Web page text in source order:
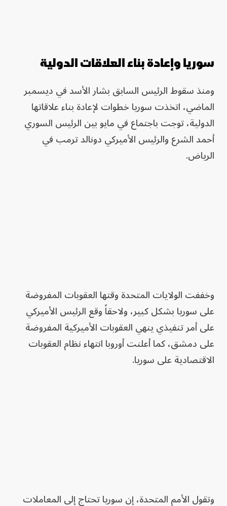
سوريا وإعادة بناء العلاقات الدولية
ومنذ سقوط الرئيس السابق بشار الأسد في ديسمبر
الماضي، اتخذت سوريا خطوات لإعادة بناء علاقاتها
الدولية، توجت باجتماع في مايو بين الرئيس السوري
أحمد الشرع والرئيس الأميركي دونالد ترمب في
الرياض.
وخففت الولايات المتحدة وقتها العقوبات المفروضة
على سوريا بشكل كبير، ولاحقاً وقع الرئيس الأميركي
على أمر تنفيذي ينهي العقوبات الأميركية المفروضة
على دمشق، كما أعلنت أوروبا انتهاء نظام العقوبات
الاقتصادية على سوريا.
وتقول الأمم المتحدة، إن سوريا تحتاج إلى المعاملات